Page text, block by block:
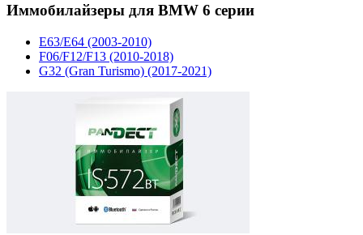
Иммобилайзеры для BMW 6 серии
E63/E64 (2003-2010)
F06/F12/F13 (2010-2018)
G32 (Gran Turismo) (2017-2021)